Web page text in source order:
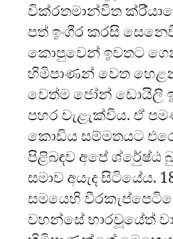
වික්රතමාන්විත
පත් ඉංගීර කරසි
කොපුවෙන් ඉවතට
හිමිපාණන් වෙත
වෙත්ම ජෝන් ඩොයිලි
පහර වැළැක්විය. ඒ
කොඩිය සම්මතයට
පිළිබඳව අපේ ශ්රේුෂ්ඨ
සමාව අයැද සිටියේය.
සමයෙහි
වහන්සේ භාරවූයේත්